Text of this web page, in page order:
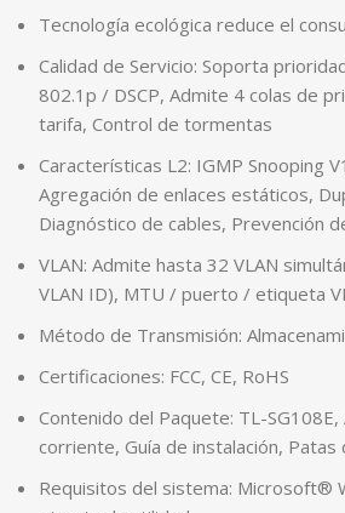
Tecnología ecológica reduce el
Calidad de Servicio: Soporta
802.1p / DSCP, Admite 4 colas de
tarifa, Control de tormentas
Características L2: IGMP Snooping
Agregación de enlaces estáticos,
Diagnóstico de cables, Prevención
VLAN: Admite hasta 32 VLAN
VLAN ID), MTU / puerto / etiqueta
Método de Transmisión:
Certificaciones: FCC, CE, RoHS
Contenido del Paquete: TL-
corriente, Guía de instalación, Patas
Requisitos del sistema: Microsoft®